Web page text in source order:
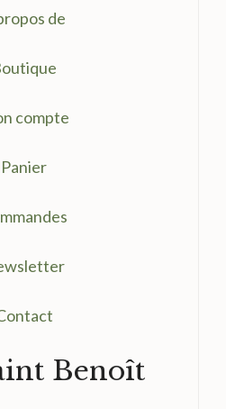
de
compte
Panier
Benoît